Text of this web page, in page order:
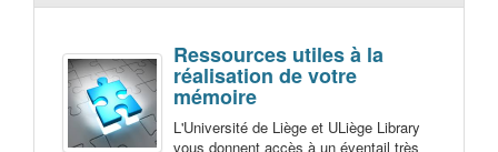
Ressources utiles à la
réalisation de votre
mémoire
L'Université de Liège et ULiège Library
vous donnent accès à un éventail très